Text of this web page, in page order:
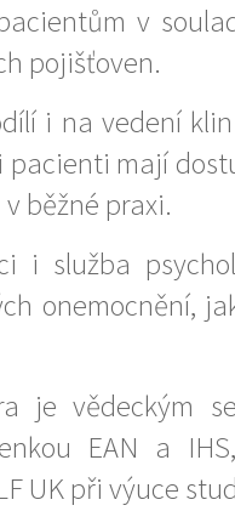
v
pojišťoven.
i na vedení
pacienti mají
běžné praxi.
i služba
onemocnění,
je vědeckým
EAN a
UK při výuce